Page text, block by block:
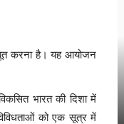
करना है। यह आयोजन
भारत की दिशा में
को एक सूत्र में